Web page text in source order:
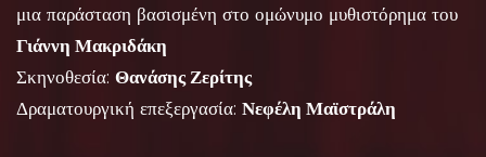
μια παράσταση βασισμένη στο ομώνυμο μυθιστόρημα του
Γιάννη Μακριδάκη
Σκηνοθεσία: Θανάσης Ζερίτης
Δραματουργική επεξεργασία: Νεφέλη Μαϊστράλη